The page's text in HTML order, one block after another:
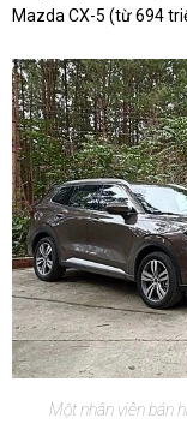
Mazda CX-5 (từ 694
Một nhân viên bán